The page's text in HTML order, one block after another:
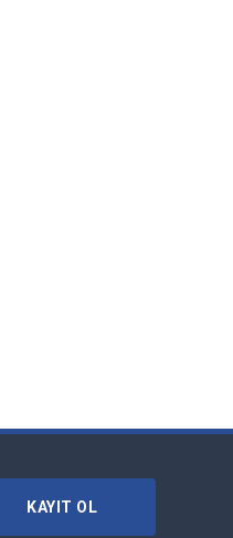
KAYIT OL